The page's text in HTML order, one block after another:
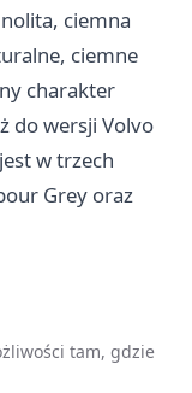
ciemna
ciemne
charakter
do wersji Volvo
w trzech
Grey oraz
tam, gdzie